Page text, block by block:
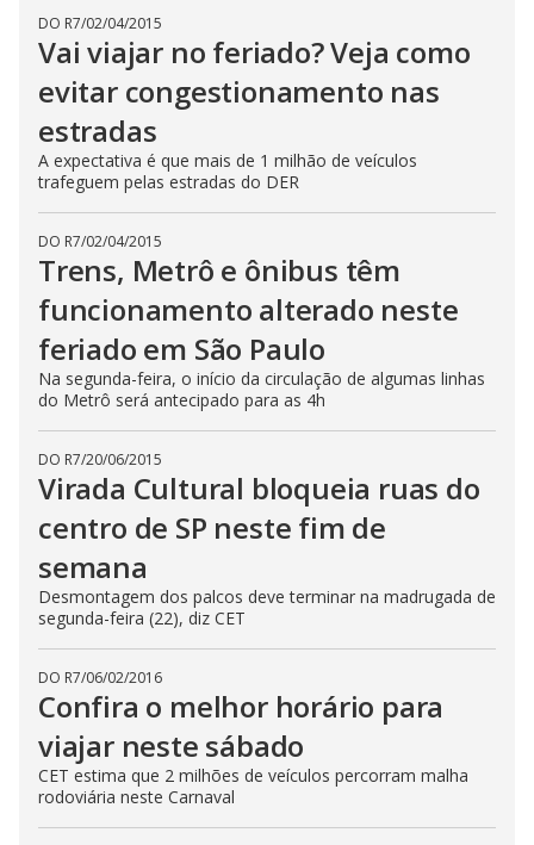
DO R7/02/04/2015
Vai viajar no feriado? Veja como
evitar congestionamento nas
estradas
A expectativa é que mais de 1 milhão de veículos
trafeguem pelas estradas do DER
DO R7/02/04/2015
Trens, Metrô e ônibus têm
funcionamento alterado neste
feriado em São Paulo
Na segunda-feira, o início da circulação de algumas linhas
do Metrô será antecipado para as 4h
DO R7/20/06/2015
Virada Cultural bloqueia ruas do
centro de SP neste fim de
semana
Desmontagem dos palcos deve terminar na madrugada de
segunda-feira (22), diz CET
DO R7/06/02/2016
Confira o melhor horário para
viajar neste sábado
CET estima que 2 milhões de veículos percorram malha
rodoviária neste Carnaval